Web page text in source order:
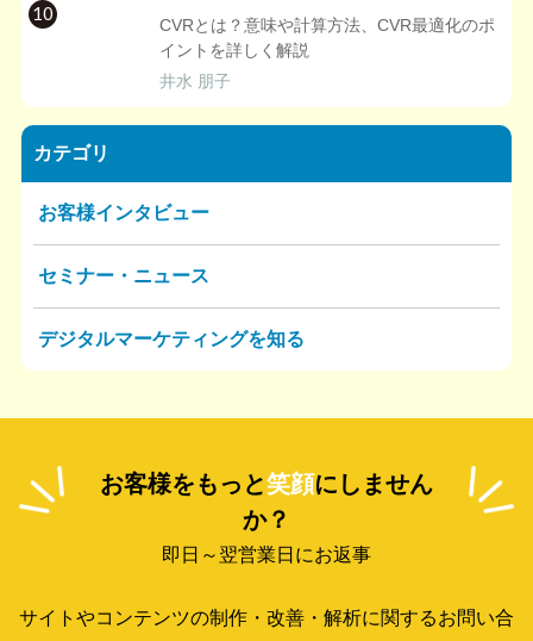
10
CVRとは？意味や計算方法、CVR最適化のポ
イントを詳しく解説
井水 朋子
カテゴリ
お客様インタビュー
セミナー・ニュース
デジタルマーケティングを知る
お客様をもっと笑顔にしません
か？
即日～翌営業日にお返事
サイトやコンテンツの制作・改善・解析に関するお問い合